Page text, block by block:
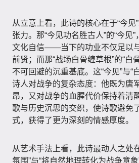
从立意上看，此诗的核心在于“今见
张力。那“今见功名胜古人”的“今见
文化自信——当下的功业不仅足以
前贤；而那“战场白骨缠草根”的“白
不可回避的沉重基底。这“今见”与“
诗人对战争的复杂态度：他既为唐
昂，又对战争的血腥代价保持着清
歌与历史沉思的交织，使诗歌避免
式，获得了更为深刻的情感厚度。
从艺术手法上看，此诗最动人之处
氛围”与“将自然地理转化为战争意